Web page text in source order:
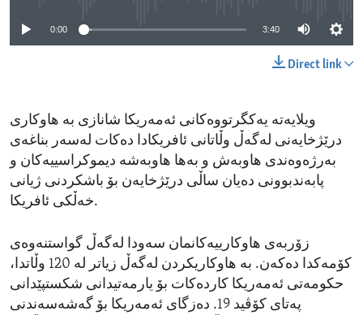
0:00 3:40
Direct link
ویلایەتە یەکگرتووەکانی ئەمەریکا شانازی بە هاوکاری
درێژخایەنی لەگەڵ وڵاتانی ئافریکادا دەکات لەسەر بناغەی
بەرژەوەندی هاوبەش و بەها هاوبەشە دیموکراسییەکان و
پابەندبوونی دەیان ساڵی درێژخایەن بۆ باشکردنی ژیانی
خەڵکی ئافریکا.
زۆربەی هاوکارییەکانمان سەودا لەگەڵ گواستنەوەی
کۆمەکدا دەکەن. بە هاوکاریکردن لەگەڵ زیاتر لە 120 وڵاتدا،
حکومەتی ئەمەریکا کاردەکات بۆ یارمەتیدانی شکستپێدانی
پەتای کۆڤید 19. دەزگای ئەمەریکا بۆ گەشەسەندنی